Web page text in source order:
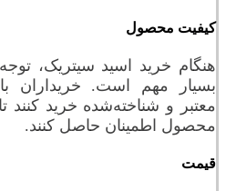
کیفیت محصول
هنگام خرید اسید سیتریک،
بسیار مهم است. خریداران
معتبر و شناخته‌شده خرید
محصول اطمینان حاصل کنند.
قیمت